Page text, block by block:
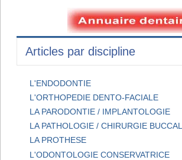
Articles par discipline
L'ENDODONTIE
L'ORTHOPEDIE DENTO-FACIALE
LA PARODONTIE / IMPLANTOLOGIE
LA PATHOLOGIE / CHIRURGIE
LA PROTHESE
L'ODONTOLOGIE CONSERVATRICE